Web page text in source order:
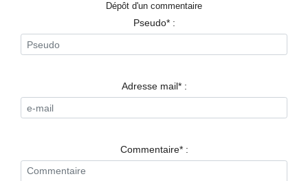
SPORTS
RESTAURANTS
NUIT
Dépôt d'un commentaire
Pseudo* :
Adresse mail* :
Commentaire* :